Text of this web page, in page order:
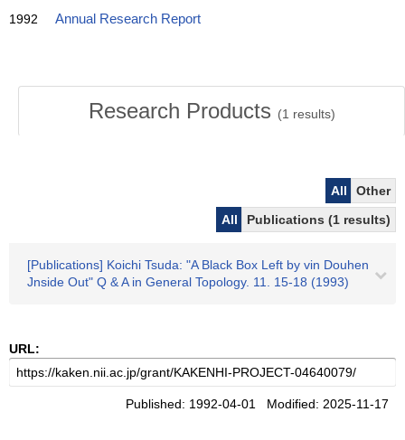
1992 Annual Research Report
Research Products (1 results)
All
Other
All
Publications (1 results)
[Publications] Koichi Tsuda: "A Black Box Left by vin Douhen
Jnside Out" Q & A in General Topology. 11. 15-18 (1993)
URL:
Published: 1992-04-01 Modified: 2025-11-17